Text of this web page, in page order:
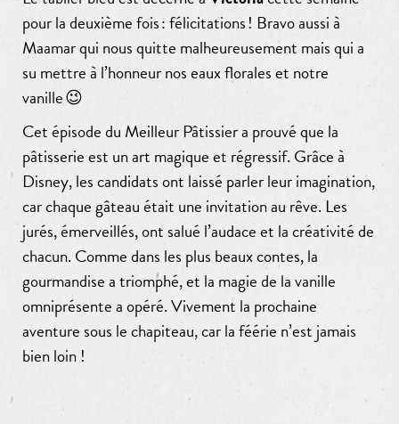
pour la deuxième fois : félicitations ! Bravo aussi à
Maamar qui nous quitte malheureusement mais qui a
su mettre à l’honneur nos eaux florales et notre
vanille 😉
Cet épisode du Meilleur Pâtissier a prouvé que la
pâtisserie est un art magique et régressif. Grâce à
Disney, les candidats ont laissé parler leur imagination,
car chaque gâteau était une invitation au rêve. Les
jurés, émerveillés, ont salué l’audace et la créativité de
chacun. Comme dans les plus beaux contes, la
gourmandise a triomphé, et la magie de la vanille
omniprésente a opéré. Vivement la prochaine
aventure sous le chapiteau, car la féérie n’est jamais
bien loin !